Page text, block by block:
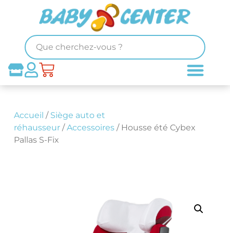
Accueil / Siège auto et
réhausseur/Accessoires/ Housse été Cybex
Pallas S-Fix